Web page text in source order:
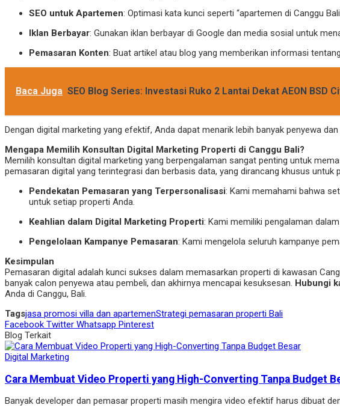
SEO untuk Apartemen: Optimasi kata kunci seperti “apartemen di Canggu
Iklan Berbayar: Gunakan iklan berbayar di Google dan media sosial untuk
Pemasaran Konten: Buat artikel atau blog yang memberikan informasi
Baca Juga SEO Blog Series: Investasi Ruko 2 Lantai Dekat AEON BSD
Dengan digital marketing yang efektif, Anda dapat menarik lebih banyak penyewa
Mengapa Memilih Konsultan Digital Marketing Properti di Canggu Bali?
Memilih konsultan digital marketing yang berpengalaman sangat penting untuk
pemasaran digital yang terintegrasi dan berbasis data, yang dirancang khusus
Pendekatan Pemasaran yang Terpersonalisasi: Kami memahami bahwa
untuk setiap properti Anda.
Keahlian dalam Digital Marketing Properti: Kami memiliki pengalaman
Pengelolaan Kampanye Pemasaran: Kami mengelola seluruh kampanye
Kesimpulan
Pemasaran digital adalah kunci sukses dalam memasarkan properti di kawasan
banyak calon penyewa atau pembeli, dan akhirnya mencapai kesuksesan. Hubungi
Anda di Canggu, Bali.
Tagsjasa promosi villa dan apartemenStrategi pemasaran properti Bali
Facebook Twitter Whatsapp Pinterest
Blog Terkait
Digital Marketing
Cara Membuat Video Properti yang High-Converting Tanpa Budget
Banyak developer dan pemasar properti masih mengira video efektif harus dibuat